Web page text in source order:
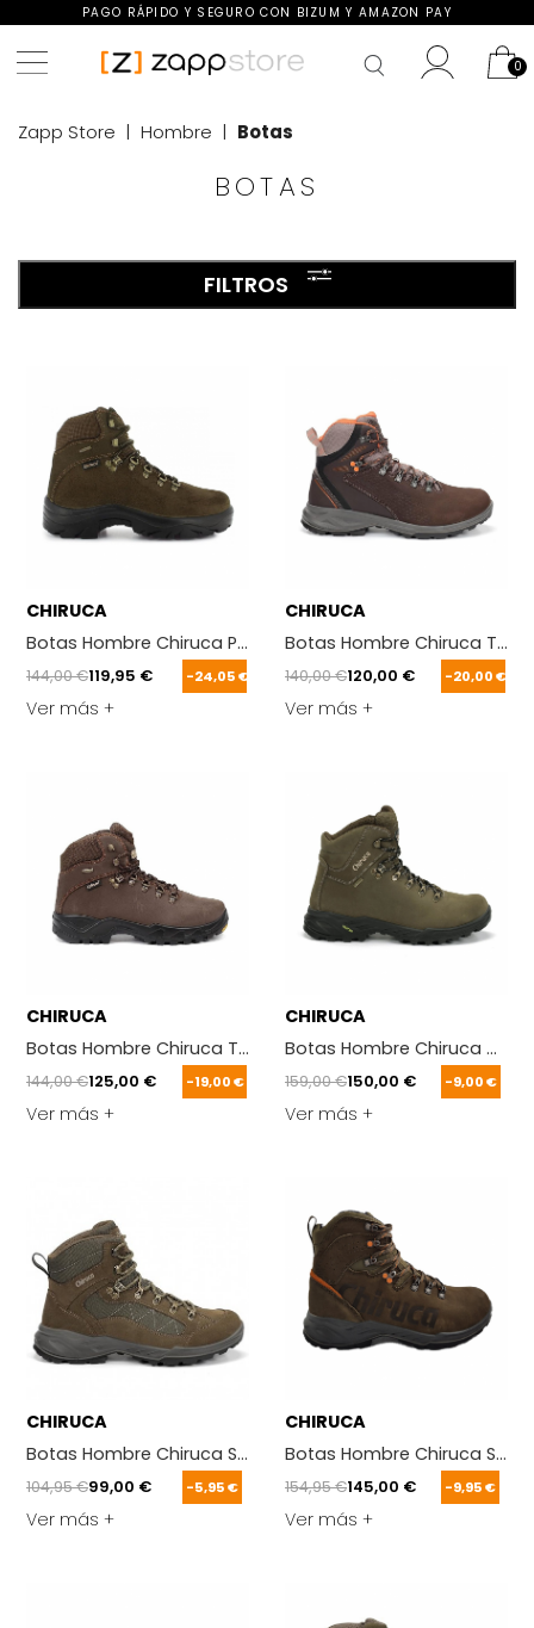
PAGO RÁPIDO Y SEGURO CON BIZUM Y AMAZON PAY
Zapp Store Hombre Botas
BOTAS
FILTROS
CHIRUCA
Botas Hombre Chiruca Pointer Verde
144,00 €119,95 € -24,05 €
Ver más +
CHIRUCA
Botas Hombre Chiruca
140,00 €120,00 € -20,00 €
Ver más +
CHIRUCA
Botas Hombre Chiruca Trofeo Marron
144,00 €125,00 € -19,00 €
Ver más +
CHIRUCA
Botas Hombre Chiruca
159,00 €150,00 € -9,00 €
Ver más +
CHIRUCA
Botas Hombre Chiruca Sabueso 01 Verde
104,95 €99,00 € -5,95 €
Ver más +
CHIRUCA
Botas Hombre Chiruca
154,95 €145,00 € -9,95 €
Ver más +